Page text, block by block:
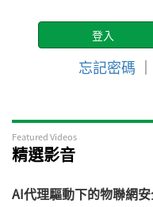
忘記密碼 ｜
Featured Videos
精選影音
AI代理驅動下的物聯網